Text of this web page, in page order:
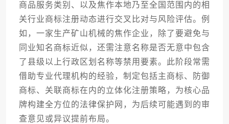
商品服务类别、以及焦作本地乃至全国范围内的相
关行业商标注册动态进行交叉比对与风险评估。例
如，一家生产矿山机械的焦作企业，除了要避免与
同业知名商标近似，还需注意名称是否无意中包含
了县级以上行政区划名称等禁用要素。此阶段常需
借助专业代理机构的经验，制定包括主商标、防御
商标、关联商标在内的立体化注册策略，为核心品
牌构建全方位的法律保护网，为后续可能遇到的审
查意见或异议提前布局。